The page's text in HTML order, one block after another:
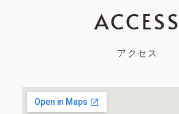
ACCESS
アクセス